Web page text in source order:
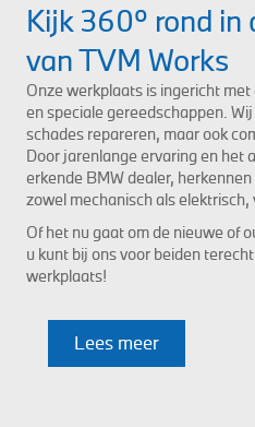
Kijk 360º rond
van TVM Works
Onze werkplaats is ingericht
en speciale gereedschappen.
schades repareren, maar ook
Door jarenlange ervaring en het
erkende BMW dealer,
zowel mechanisch als
Of het nu gaat om de nieuwe of
u kunt bij ons voor beiden
werkplaats!
Lees meer